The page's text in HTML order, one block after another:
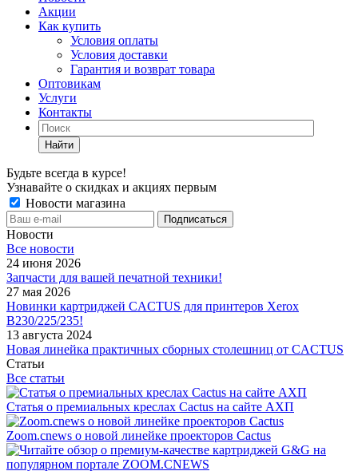
Акции
Как купить
Условия оплаты
Условия доставки
Гарантия и возврат товара
Оптовикам
Услуги
Контакты
Найти
Будьте всегда в курсе!
Узнавайте о скидках и акциях первым
Новости магазина
Новости
Все новости
24 июня 2026
Запчасти для вашей печатной техники!
27 мая 2026
Новинки картриджей CACTUS для принтеров Xerox
B230/225/235!
13 августа 2024
Новая линейка практичных сборных столешниц от CACTUS
Статьи
Все статьи
Статья о премиальных креслах Cactus на сайте АХП
Zoom.cnews о новой линейке проекторов Cactus